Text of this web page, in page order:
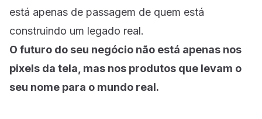
está apenas de passagem de quem está
construindo um legado real.
O futuro do seu negócio não está apenas nos
pixels da tela, mas nos produtos que levam o
seu nome para o mundo real.